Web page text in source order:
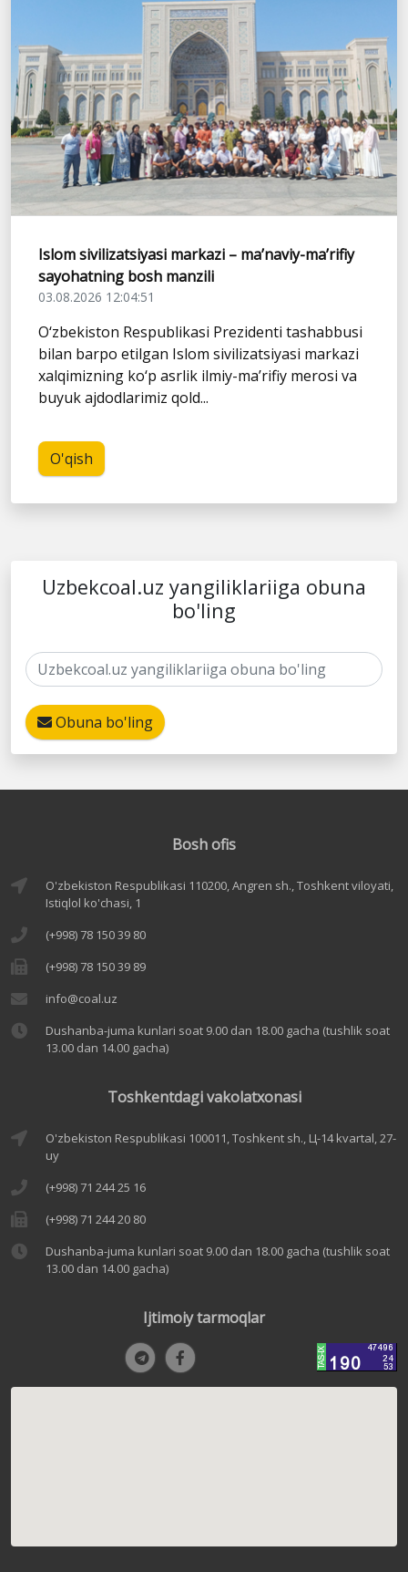
Islom sivilizatsiyasi markazi – ma’naviy-ma’rifiy
sayohatning bosh manzili
03.08.2026 12:04:51
O‘zbekiston Respublikasi Prezidenti tashabbusi
bilan barpo etilgan Islom sivilizatsiyasi markazi
xalqimizning ko‘p asrlik ilmiy-ma’rifiy merosi va
buyuk ajdodlarimiz qold...
O'qish
Uzbekcoal.uz yangiliklariiga obuna
bo'ling
Obuna bo'ling
Bosh ofis
O'zbekiston Respublikasi 110200, Angren sh., Toshkent viloyati,
Istiqlol ko'chasi, 1
(+998) 78 150 39 80
(+998) 78 150 39 89
info@coal.uz
Dushanba-juma kunlari soat 9.00 dan 18.00 gacha (tushlik soat
13.00 dan 14.00 gacha)
Toshkentdagi vakolatxonasi
O'zbekiston Respublikasi 100011, Toshkent sh., Ц-14 kvartal, 27-
uy
(+998) 71 244 25 16
(+998) 71 244 20 80
Dushanba-juma kunlari soat 9.00 dan 18.00 gacha (tushlik soat
13.00 dan 14.00 gacha)
Ijtimoiy tarmoqlar